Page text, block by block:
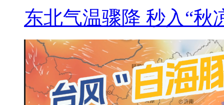
东北气温骤降 秒入“秋